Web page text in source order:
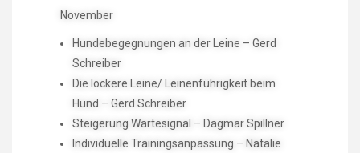
November
Hundebegegnungen an der Leine – Gerd
Schreiber
Die lockere Leine/ Leinenführigkeit beim
Hund – Gerd Schreiber
Steigerung Wartesignal – Dagmar Spillner
Individuelle Trainingsanpassung – Natalie